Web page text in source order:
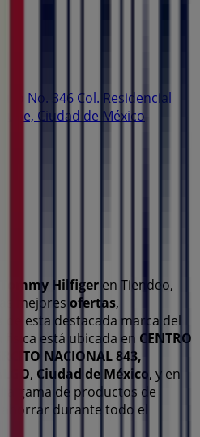
No. 346 Col. Residencial
Ciudad de México
Tommy Hilfiger en Tiendeo,
mejores ofertas,
de esta destacada marca del
está ubicada en CENTRO
NACIONAL 843,
, Ciudad de México , y en
gama de productos de
durante todo el